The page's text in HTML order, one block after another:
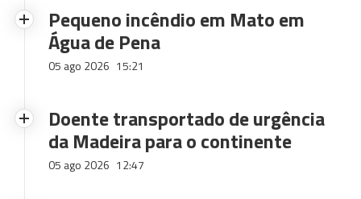
Pequeno incêndio em Mato em
Água de Pena
05 ago 2026 15:21
Doente transportado de urgência
da Madeira para o continente
05 ago 2026 12:47